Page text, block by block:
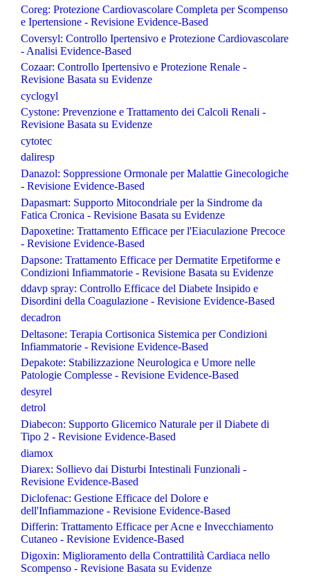
Coreg: Protezione Cardiovascolare Completa per Scompenso
e Ipertensione - Revisione Evidence-Based
Coversyl: Controllo Ipertensivo e Protezione Cardiovascolare
- Analisi Evidence-Based
Cozaar: Controllo Ipertensivo e Protezione Renale -
Revisione Basata su Evidenze
cyclogyl
Cystone: Prevenzione e Trattamento dei Calcoli Renali -
Revisione Basata su Evidenze
cytotec
daliresp
Danazol: Soppressione Ormonale per Malattie Ginecologiche
- Revisione Evidence-Based
Dapasmart: Supporto Mitocondriale per la Sindrome da
Fatica Cronica - Revisione Basata su Evidenze
Dapoxetine: Trattamento Efficace per l'Eiaculazione Precoce
- Revisione Evidence-Based
Dapsone: Trattamento Efficace per Dermatite Erpetiforme e
Condizioni Infiammatorie - Revisione Basata su Evidenze
ddavp spray: Controllo Efficace del Diabete Insipido e
Disordini della Coagulazione - Revisione Evidence-Based
decadron
Deltasone: Terapia Cortisonica Sistemica per Condizioni
Infiammatorie - Revisione Evidence-Based
Depakote: Stabilizzazione Neurologica e Umore nelle
Patologie Complesse - Revisione Evidence-Based
desyrel
detrol
Diabecon: Supporto Glicemico Naturale per il Diabete di
Tipo 2 - Revisione Evidence-Based
diamox
Diarex: Sollievo dai Disturbi Intestinali Funzionali -
Revisione Evidence-Based
Diclofenac: Gestione Efficace del Dolore e
dell'Infiammazione - Revisione Evidence-Based
Differin: Trattamento Efficace per Acne e Invecchiamento
Cutaneo - Revisione Evidence-Based
Digoxin: Miglioramento della Contrattilità Cardiaca nello
Scompenso - Revisione Basata su Evidenze